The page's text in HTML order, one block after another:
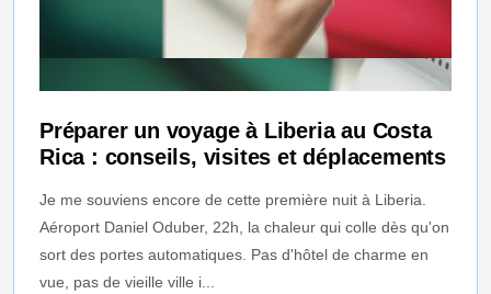
Préparer un voyage à Liberia au Costa
Rica : conseils, visites et déplacements
Je me souviens encore de cette première nuit à Liberia.
Aéroport Daniel Oduber, 22h, la chaleur qui colle dès qu'on
sort des portes automatiques. Pas d'hôtel de charme en
vue, pas de vieille ville i...